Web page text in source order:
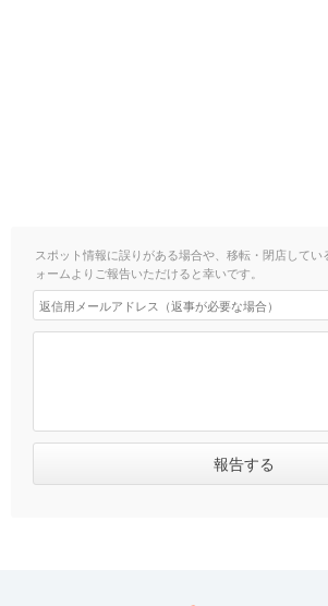
スポット情報に誤りがある場合や、移転・閉店してい
ォームよりご報告いただけると幸いです。